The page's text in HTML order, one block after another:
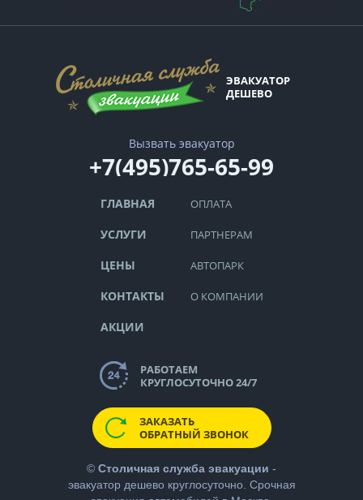
ЭВАКУАТОР
ДЕШЕВО
Вызвать эвакуатор
+7(495)765-65-99
ГЛАВНАЯ
УСЛУГИ
ЦЕНЫ
КОНТАКТЫ
АКЦИИ
ОПЛАТА
ПАРТНЕРАМ
АВТОПАРК
О КОМПАНИИ
РАБОТАЕМ
КРУГЛОСУТОЧНО 24/7
ЗАКАЗАТЬ
ОБРАТНЫЙ ЗВОНОК
© Столичная служба эвакуации -
эвакуатор дешевокруглосуточно. Срочная